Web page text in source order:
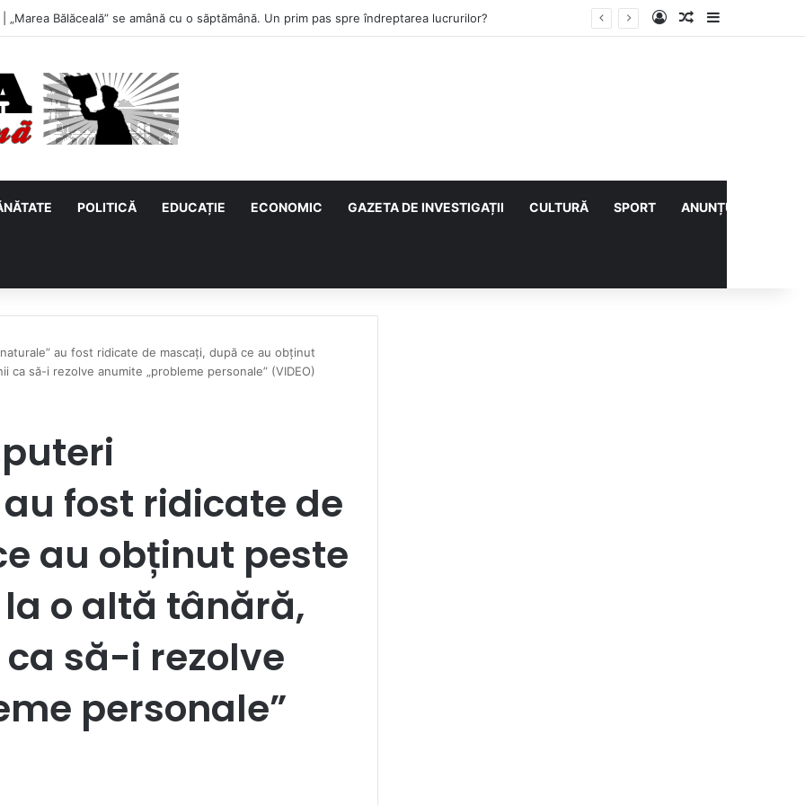
primul meci acasă în noul sezon de Liga 2. Obiectiv clar înaintea duelului cu CS Afumați Log InArticol aleatoriu
Sidebar
POLITICĂ EDUCAȚIE ECONOMIC GAZETA DE INVESTIGAȚII CULTURĂ SPORT ANUNȚURI
au fost ridicate de mascați, după ce au obținut
să-i rezolve anumite „probleme personale” (VIDEO)
fost ridicate de
au obținut peste
o altă tânără,
să-i rezolve
personale”